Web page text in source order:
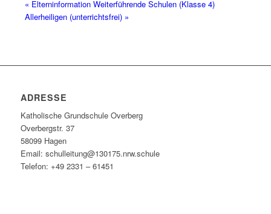
« Elterninformation Weiterführende Schulen (Klasse 4)
Allerheiligen (unterrichtsfrei) »
ADRESSE
Katholische Grundschule Overberg
Overbergstr. 37
58099 Hagen
Email: schulleitung@130175.nrw.schule
Telefon: +49 2331 – 61451